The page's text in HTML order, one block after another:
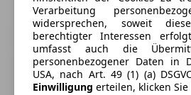
Verarbeitung
widersprechen, soweit
berechtigter Interessen
umfasst auch die
personenbezogener Daten in
USA, nach Art. 49 (1) (a)
Einwilligung erteilen, klicken